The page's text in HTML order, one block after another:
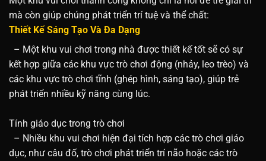
mà còn giúp chúng phát triển trí tuệ và thể chất:
Thiết Kế Sáng Tạo Và Đa Dạng
– Một khu vui chơi trong nhà được thiết kế tốt sẽ có sự
kết hợp giữa các khu vực trò chơi động (nhảy, leo trèo) và
các khu vực trò chơi tĩnh (ghép hình, sáng tạo), giúp trẻ
phát triển nhiều kỹ năng cùng lúc.
Tính giáo dục trong trò chơi
– Nhiều khu vui chơi hiện đại tích hợp các trò chơi giáo
dục, như câu đố, trò chơi phát triển trí não hoặc các trò